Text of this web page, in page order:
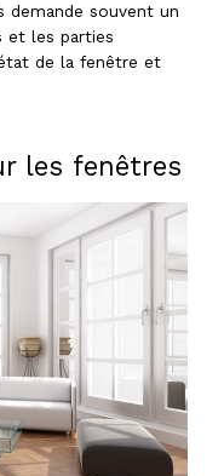
demande souvent un
et les parties
de la fenêtre et
les fenêtres